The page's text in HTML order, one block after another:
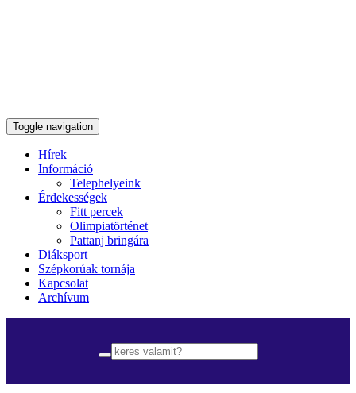
Toggle navigation
Hírek
Információ
Telephelyeink
Érdekességek
Fitt percek
Olimpiatörténet
Pattanj bringára
Diáksport
Szépkorúak tornája
Kapcsolat
Archívum